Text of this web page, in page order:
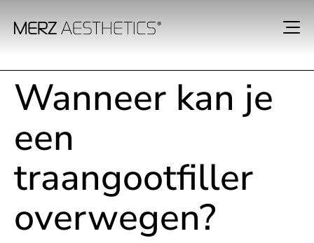
Wanneer kan je
een
traangootfiller
overwegen?